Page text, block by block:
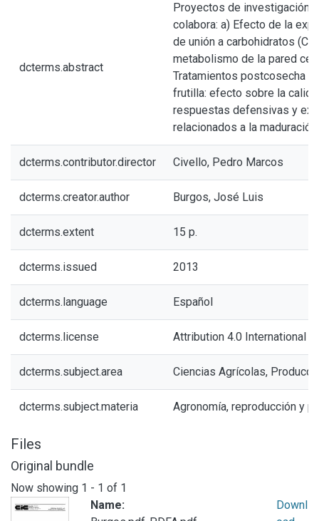
dcterms.abstract
Proyectos de investigación
colabora: a) Efecto de la
de unión a carbohidratos
metabolismo de la pared
Tratamientos postcosecha
frutilla: efecto sobre la
respuestas defensivas y
relacionados a la maduración.
dcterms.contributor.director Civello, Pedro Marcos
dcterms.creator.author Burgos, José Luis
dcterms.extent 15 p.
dcterms.issued 2013
dcterms.language Español
dcterms.license Attribution 4.0 International
dcterms.subject.area Ciencias Agrícolas,
dcterms.subject.materia Agronomía, reproducción y
Files
Original bundle
Now showing 1 - 1 of 1
Name:
Downl